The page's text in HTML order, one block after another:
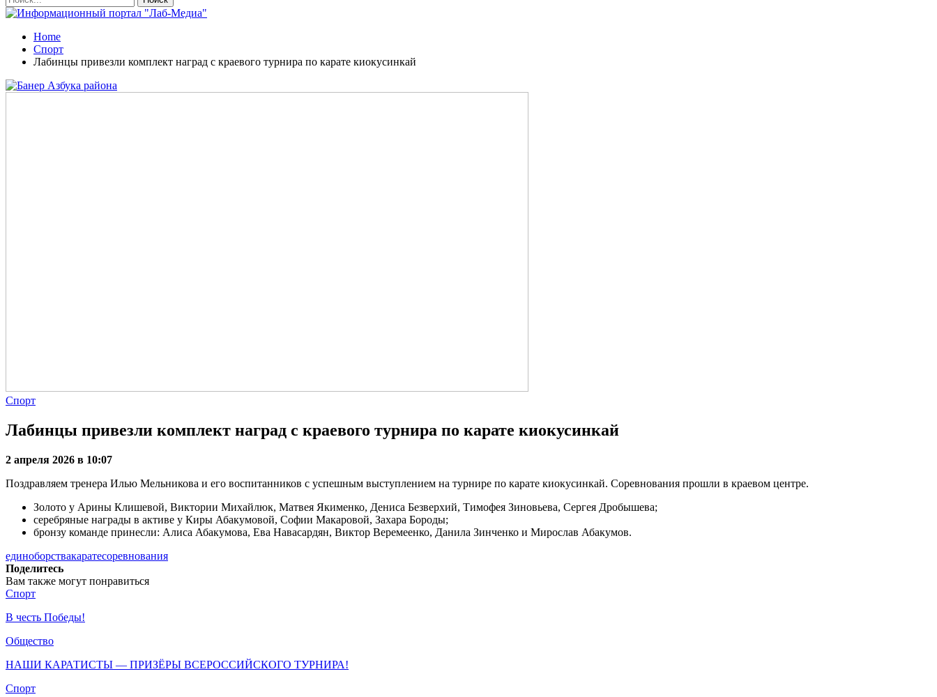
Home
Спорт
Лабинцы привезли комплект наград с краевого турнира по карате киокусинкай
Спорт
Лабинцы привезли комплект наград с краевого турнира по карате киокусинкай
2 апреля 2026 в 10:07
Поздравляем тренера Илью Мельникова и его воспитанников с успешным выступлением на турнире по карате киокусинкай. Соревнования прошли в краевом центре.
Золото у Арины Клишевой, Виктории Михайлюк, Матвея Якименко, Дениса Безверхий, Тимофея Зиновьева, Сергея Дробышева;
серебряные награды в активе у Киры Абакумовой, Софии Макаровой, Захара Бороды;
бронзу команде принесли: Алиса Абакумова, Ева Навасардян, Виктор Веремеенко, Данила Зинченко и Мирослав Абакумов.
единоборствакаратесоревнования
Поделитесь
Вам также могут понравиться
Спорт
В честь Победы!
Общество
НАШИ КАРАТИСТЫ — ПРИЗЁРЫ ВСЕРОССИЙСКОГО ТУРНИРА!
Спорт